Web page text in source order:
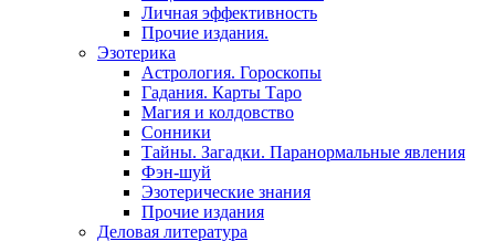
Личная эффективность
Прочие издания.
Эзотерика
Астрология. Гороскопы
Гадания. Карты Таро
Магия и колдовство
Сонники
Тайны. Загадки. Паранормальные явления
Фэн-шуй
Эзотерические знания
Прочие издания
Деловая литература